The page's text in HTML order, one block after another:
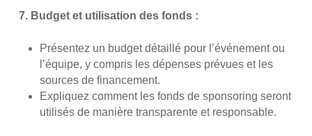
7. Budget et utilisation des fonds :
Présentez un budget détaillé pour l’événement ou
l’équipe, y compris les dépenses prévues et les
sources de financement.
Expliquez comment les fonds de sponsoring seront
utilisés de manière transparente et responsable.